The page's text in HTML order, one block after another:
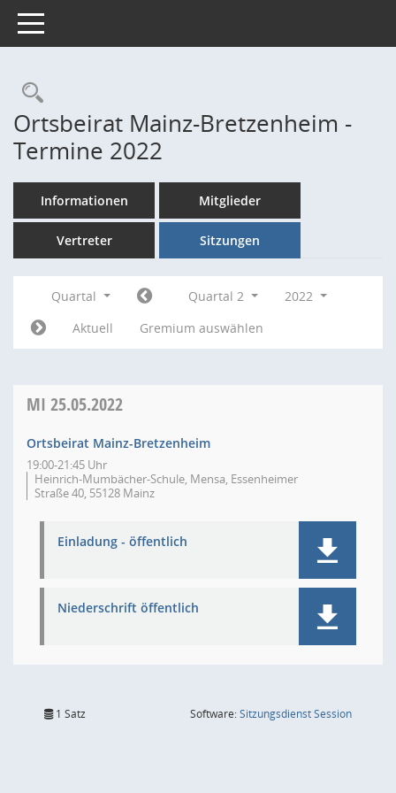
Toggle navigation
Rechercheauswahl
Ortsbeirat Mainz-Bretzenheim -
Termine 2022
Informationen Mitglieder
Vertreter Sitzungen
Quartal Quartal 2
2022
Aktuell
Gremium auswählen
MI 25.05.2022
Ortsbeirat Mainz-Bretzenheim
19:00-21:45 Uhr
Heinrich-Mumbächer-Schule, Mensa, Essenheimer
Straße 40, 55128 Mainz
Einladung - öffentlich
Niederschrift öffentlich
1 Satz Software:SitzungsdienstSession(Wird in